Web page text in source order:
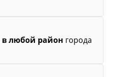
в любой район города